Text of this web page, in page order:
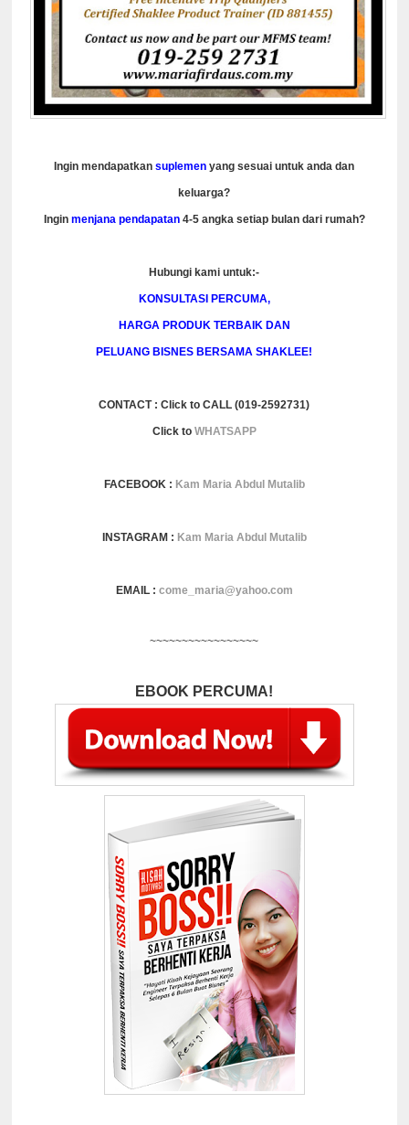
Ingin mendapatkan suplemen yang sesuai untuk anda dan
keluarga?
Ingin menjana pendapatan4-5 angka setiap bulan dari rumah?
Hubungi kami untuk:-
KONSULTASI PERCUMA,
HARGA PRODUK TERBAIK DAN
PELUANG BISNES BERSAMA SHAKLEE!
CONTACT : Click to CALL (019-2592731)
Click to WHATSAPP
FACEBOOK : Kam Maria Abdul Mutalib
INSTAGRAM : Kam Maria Abdul Mutalib
EMAIL : come_maria@yahoo.com
~~~~~~~~~~~~~~~~~
EBOOK PERCUMA!